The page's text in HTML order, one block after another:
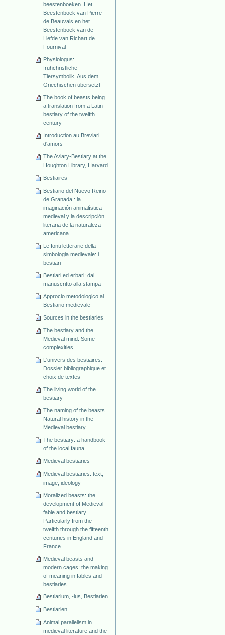
beestenboeken. Het
Beestenboek van Pierre
de Beauvais en het
Beestenboek van de
Liefde van Richart de
Fournival
Physiologus:
frühchristliche
Tiersymbolik. Aus dem
Griechischen übersetzt
The book of beasts being
a translation from a Latin
bestiary of the twelfth
century
Introduction au Breviari
d'amors
The Aviary-Bestiary at the
Houghton Library, Harvard
Bestiaires
Bestiario del Nuevo Reino
de Granada : la
imaginación animalística
medieval y la descripción
literaria de la naturaleza
americana
Le fonti letterarie della
simbologia medievale: i
bestiari
Bestiari ed erbari: dal
manuscritto alla stampa
Approcio metodologico al
Bestiario medievale
Sources in the bestiaries
The bestiary and the
Medieval mind. Some
complexities
L'univers des bestiaires.
Dossier bibliographique et
choix de textes
The living world of the
bestiary
The naming of the beasts.
Natural history in the
Medieval bestiary
The bestiary: a handbook
of the local fauna
Medieval bestiaries
Medieval bestiaries: text,
image, ideology
Moralized beasts: the
development of Medieval
fable and bestiary.
Particularly from the
twelfth through the fifteenth
centuries in England and
France
Medieval beasts and
modern cages: the making
of meaning in fables and
bestiaries
Bestiarium, -ius, Bestiarien
Bestiarien
Animal parallelism in
medieval literature and the